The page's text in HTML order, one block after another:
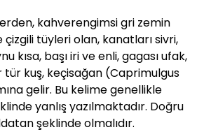
kahverengimsi gri zemin
tüyleri olan, kanatları sivri,
kısa, başı iri ve enli, gagası ufak,
tür kuş, keçisağan (Caprimulgus
gelir. Bu kelime genellikle
yanlış yazılmaktadır. Doğru
şeklinde olmalıdır.